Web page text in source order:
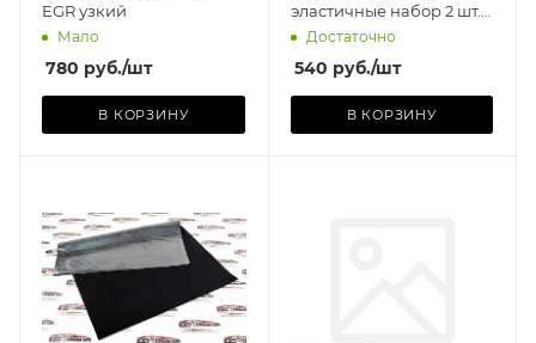
EGR узкий
Мало
780 руб./шт
В КОРЗИНУ
эластичные набор 2 шт.
100 см, 20 мм
(пластиковые крючки)
Достаточно
540 руб./шт
В КОРЗИНУ
NOVLINE (РОССИЯ)
Базовая единица
шт